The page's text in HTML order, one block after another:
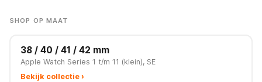
SHOP OP MAAT
38 / 40 / 41 / 42 mm
Apple Watch Series 1 t/m 11 (klein), SE
Bekijk collectie ›